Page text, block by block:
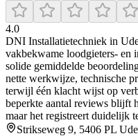
4.0
DNI Installatietechniek in
vakbekwame loodgieters- en
solide gemiddelde
nette werkwijze, technische
terwijl één klacht wijst op
beperkte aantal reviews blijft
maar het registreert duidelijk
Strikseweg 9, 5406 PL